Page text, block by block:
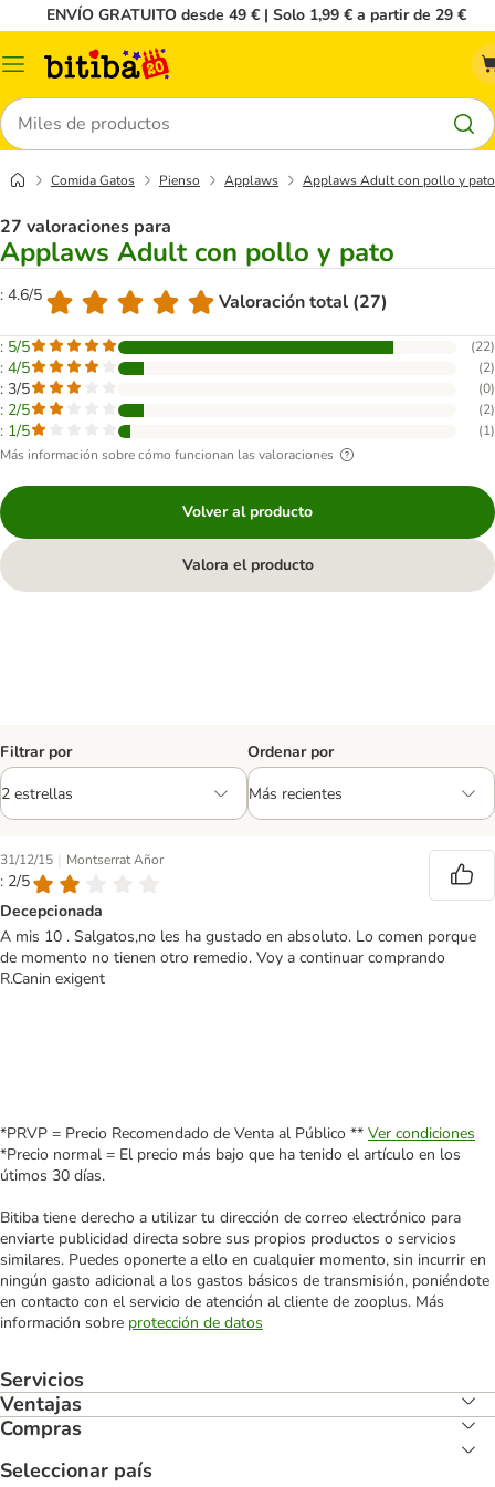
ENVÍO GRATUITO desde 49 € | Solo 1,99 € a partir de 29 €
Menú
Buscar
Comida Gatos Pienso Applaws Applaws Adult con pollo y pato
27 valoraciones para
Applaws Adult con pollo y pato
: 4.6/5 Valoración total (27)
: 5/5 (22)
: 4/5 (2)
: 3/5 (0)
: 2/5 (2)
: 1/5 (1)
Más información sobre cómo funcionan las valoraciones
Volver al producto
Valora el producto
Filtrar por Ordenar por
31/12/15 | Montserrat Añor
: 2/5
Decepcionada
A mis 10 . Salgatos,no les ha gustado en absoluto. Lo comen porque
de momento no tienen otro remedio. Voy a continuar comprando
R.Canin exigent
*PRVP = Precio Recomendado de Venta al Público ** Ver condiciones
*Precio normal = El precio más bajo que ha tenido el artículo en los
útimos 30 días.
Bitiba tiene derecho a utilizar tu dirección de correo electrónico para
enviarte publicidad directa sobre sus propios productos o servicios
similares. Puedes oponerte a ello en cualquier momento, sin incurrir en
ningún gasto adicional a los gastos básicos de transmisión, poniéndote
en contacto con el servicio de atención al cliente de zooplus. Más
información sobre protección de datos
Servicios
Ventajas
Compras
Seleccionar país